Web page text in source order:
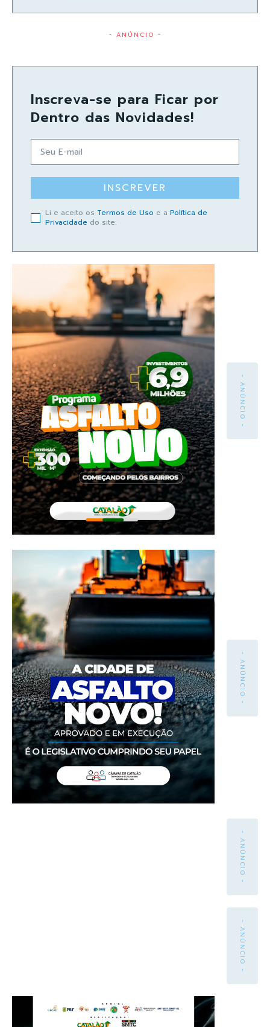
- ANÚNCIO -
Inscreva-se para Ficar por
Dentro das Novidades!
INSCREVER
Li e aceito os Termos de Uso e a Política de
Privacidade do site.
- ANÚNCIO -
- ANÚNCIO -
- ANÚNCIO -
- ANÚNCIO -